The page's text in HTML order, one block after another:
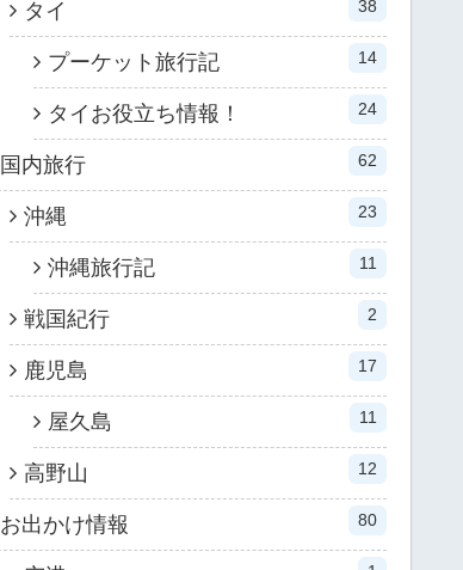
タイ 38
プーケット旅行記 14
タイお役立ち情報！ 24
国内旅行 62
沖縄 23
沖縄旅行記 11
戦国紀行 2
鹿児島 17
屋久島 11
高野山 12
お出かけ情報 80